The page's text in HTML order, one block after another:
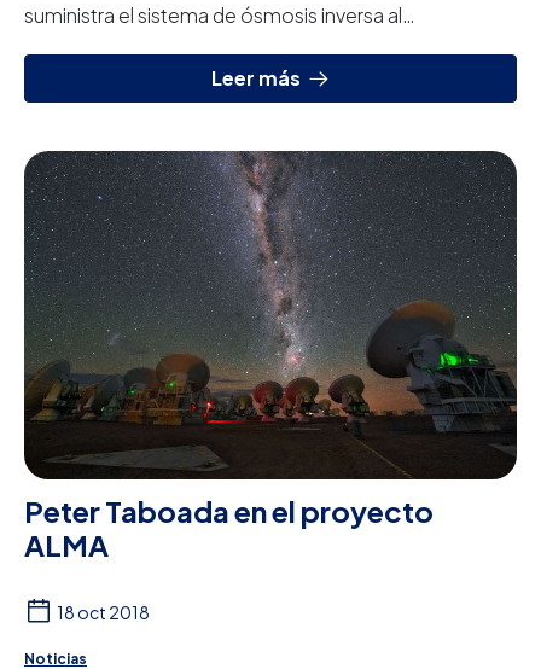
suministra el sistema de ósmosis inversa al
Leer más
Peter Taboada en el proyecto
ALMA
18 oct 2018
Noticias